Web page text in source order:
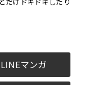
LINEマンガ